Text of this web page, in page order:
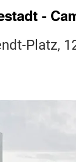
-
Platz,